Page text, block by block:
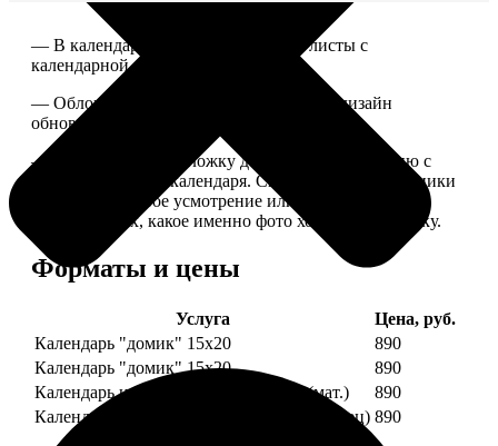
— В календаре 13 листов: обложка+листы с
календарной сеткой.
— Обложка для календаря стандартная, дизайн
обновляем каждый год.
— В кружочек на обложку добавляем фотографию с
одной из страниц календаря. Снимок наши сотрудники
выбирают на свое усмотрение или пишите в
комментариях, какое именно фото хотите на обложку.
Форматы и цены
Услуга
Цена, руб.
Календарь "домик" 15х20
890
Календарь "домик" 15х20
890
Календарь настольный А5 210х148 (мат.)
890
Календарь настольный А5 210х148 (глянец) 890